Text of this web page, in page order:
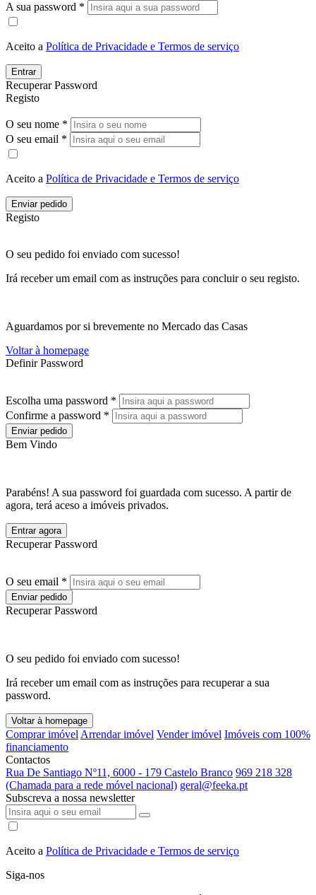
A sua password *
Aceito a Política de Privacidade e Termos de serviço
Entrar
Recuperar Password
Registo
O seu nome *
O seu email *
Aceito a Política de Privacidade e Termos de serviço
Enviar pedido
Registo
O seu pedido foi enviado com sucesso!
Irá receber um email com as instruções para concluir o seu registo.
Aguardamos por si brevemente no Mercado das Casas
Voltar à homepage
Definir Password
Escolha uma password *
Confirme a password *
Enviar pedido
Bem Vindo
Parabéns! A sua password foi guardada com sucesso. A partir de
agora, terá aceso a imóveis privados.
Entrar agora
Recuperar Password
O seu email *
Enviar pedido
Recuperar Password
O seu pedido foi enviado com sucesso!
Irá receber um email com as instruções para recuperar a sua
password.
Voltar à homepage
Comprar imóvel Arrendar imóvel Vender imóvel Imóveis com 100%
financiamento
Contactos
Rua De Santiago Nº11, 6000 - 179 Castelo Branco 969 218 328
(Chamada para a rede móvel nacional) geral@feeka.pt
Subscreva a nossa newsletter
Aceito a Política de Privacidade e Termos de serviço
Siga-nos